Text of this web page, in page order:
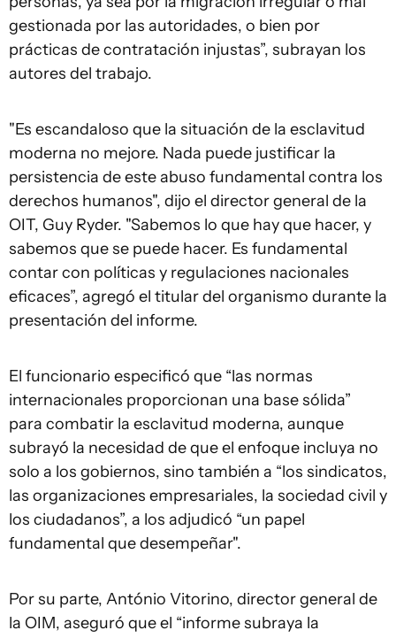
gestionada por las autoridades, o bien por
prácticas de contratación injustas”, subrayan los
autores del trabajo.
"Es escandaloso que la situación de la esclavitud
moderna no mejore. Nada puede justificar la
persistencia de este abuso fundamental contra los
derechos humanos", dijo el director general de la
OIT, Guy Ryder. "Sabemos lo que hay que hacer, y
sabemos que se puede hacer. Es fundamental
contar con políticas y regulaciones nacionales
eficaces”, agregó el titular del organismo durante la
presentación del informe.
El funcionario especificó que “las normas
internacionales proporcionan una base sólida”
para combatir la esclavitud moderna, aunque
subrayó la necesidad de que el enfoque incluya no
solo a los gobiernos, sino también a “los sindicatos,
las organizaciones empresariales, la sociedad civil y
los ciudadanos”, a los adjudicó “un papel
fundamental que desempeñar".
Por su parte, António Vitorino, director general de
la OIM, aseguró que el “informe subraya la